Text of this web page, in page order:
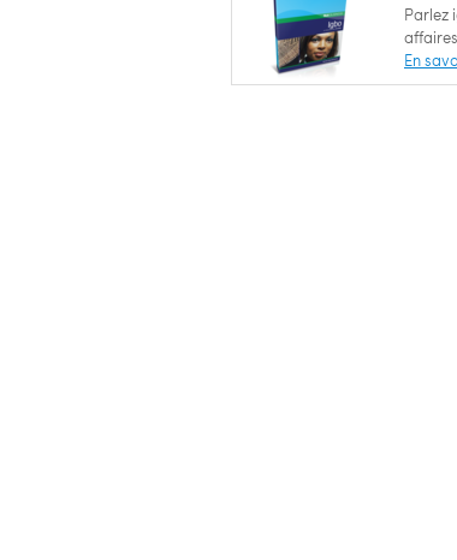
Parlez
En